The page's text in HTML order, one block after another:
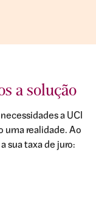
a solução
a UCI
uma realidade. Ao
sua taxa de juro: